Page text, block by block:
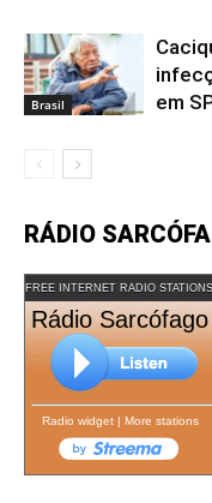
Brasil
em
RÁDIO
FREE INTERNET RADIO STATIONS
Rádio Sarcófago
Radio widget| More stations